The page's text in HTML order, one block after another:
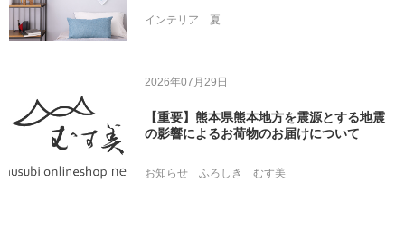
インテリア 夏
2026年07月29日
【重要】熊本県熊本地方を震源とする地震
の影響によるお荷物のお届けについて
お知らせ ふろしき むす美